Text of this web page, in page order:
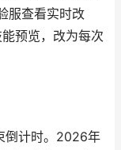
服查看实时改
预览，改为每次
倒计时。2026年